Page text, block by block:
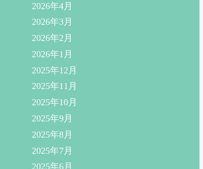
2026年4月
2026年3月
2026年2月
2026年1月
2025年12月
2025年11月
2025年10月
2025年9月
2025年8月
2025年7月
2025年6月